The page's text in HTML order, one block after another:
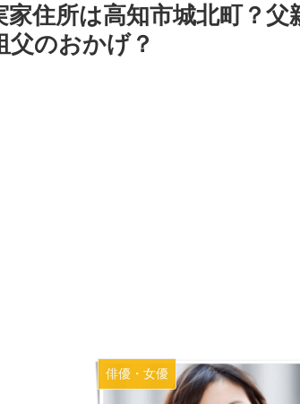
家住所は高知市城北町？
父のおかげ？
俳優・女優